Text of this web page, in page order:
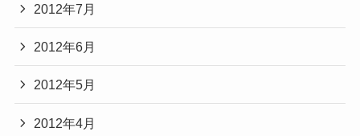
2012年7月
2012年6月
2012年5月
2012年4月